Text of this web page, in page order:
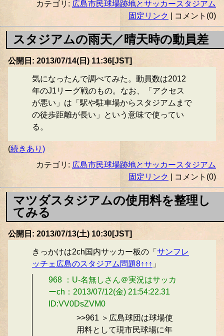
カテゴリ: 広島市民球場跡地とサッカースタジアム
固定リンク
| コメント(0)
スタジアムの雨天／晴天時の動員差
公開日: 2013/07/14(日) 11:36[JST]
気になったんで調べてみた。動員数は2012
年のJ1リーグ戦のもの。なお、「アクセス
が悪い」は「駅や駐車場からスタジアムまで
の徒歩距離が長い」という意味で使ってい
る。
(続きあり)
カテゴリ: 広島市民球場跡地とサッカースタジアム
固定リンク
| コメント(0)
マツダスタジアムの使用料を整理し
てみる
公開日: 2013/07/13(土) 10:30[JST]
きっかけは2ch国内サッカー板の「 サンフレ
ッチェ広島のスタジアム問題8↑↑↑ 」
968 ：U-名無しさん＠実況はサッカ
ーch：2013/07/12(金) 21:54:22.31
ID:VV0DsZVM0
>>961 ＞広島球団は球場使
用料として現市民球場に年